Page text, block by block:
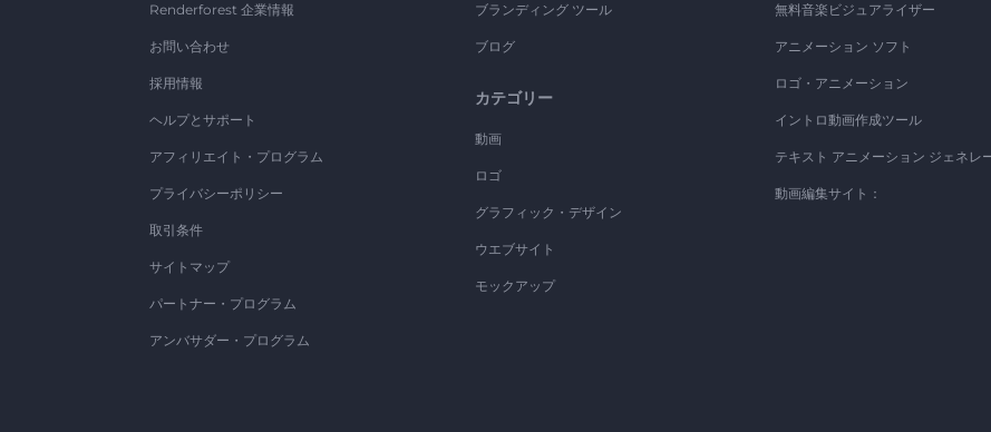
Renderforest 企業情報
お問い合わせ
採用情報
ヘルプとサポート
アフィリエイト・プログラム
プライバシーポリシー
取引条件
サイトマップ
パートナー・プログラム
アンバサダー・プログラム
ブランディング ツール
ブログ
カテゴリー
動画
ロゴ
グラフィック・デザイン
ウエブサイト
モックアップ
無料音楽ビジュアライザー
アニメーション ソフト
ロゴ・アニメーション
イントロ動画作成ツール
テキスト アニメーション ジェネレ
動画編集サイト：